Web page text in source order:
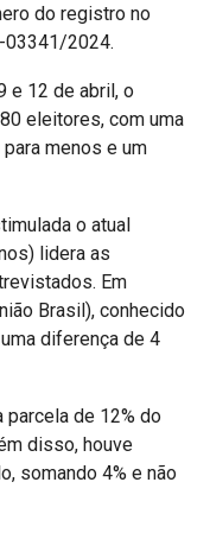
do registro no
03341/2024.
e 12 de abril, o
eleitores, com uma
menos e um
o atual
lidera as
Em
Brasil), conhecido
diferença de 4
parcela de 12% do
disso, houve
somando 4% e não